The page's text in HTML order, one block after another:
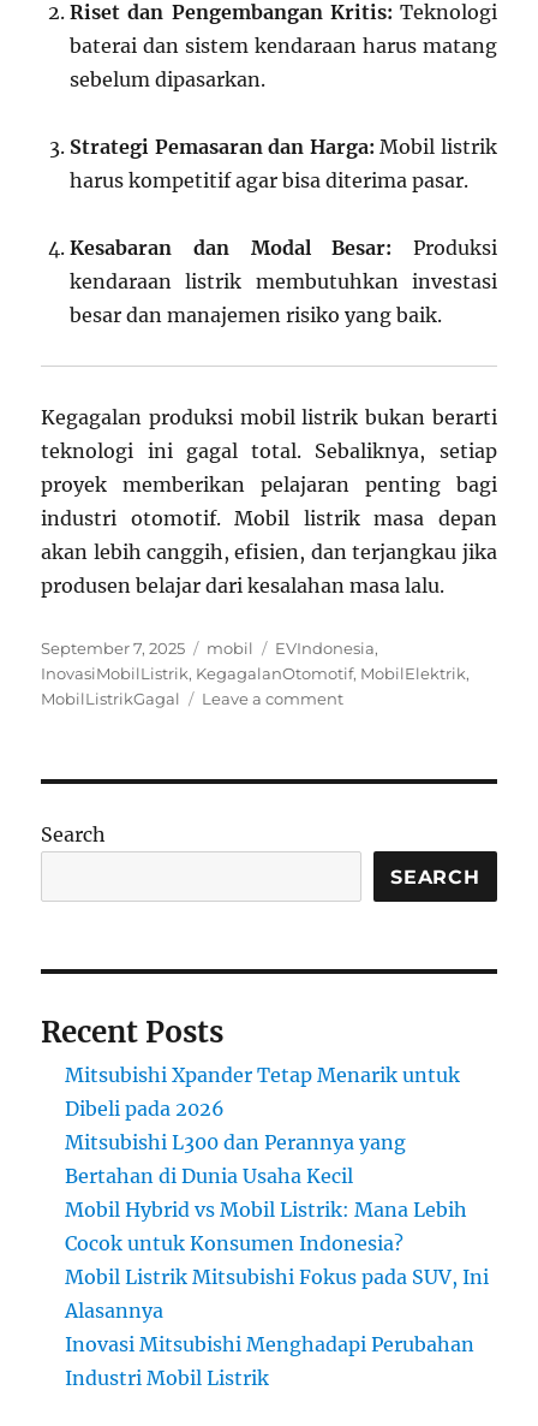
Riset dan Pengembangan Kritis: Teknologi
baterai dan sistem kendaraan harus matang
sebelum dipasarkan.
Strategi Pemasaran dan Harga: Mobil listrik
harus kompetitif agar bisa diterima pasar.
Kesabaran dan Modal Besar: Produksi
kendaraan listrik membutuhkan investasi
besar dan manajemen risiko yang baik.
Kegagalan produksi mobil listrik bukan berarti
teknologi ini gagal total. Sebaliknya, setiap
proyek memberikan pelajaran penting bagi
industri otomotif. Mobil listrik masa depan
akan lebih canggih, efisien, dan terjangkau jika
produsen belajar dari kesalahan masa lalu.
Posted
on
September 7, 2025 Categories
mobil Tags
EVIndonesia,
InovasiMobilListrik, KegagalanOtomotif, MobilElektrik,
MobilListrikGagal
Leave a commenton
Pelajaran
Inovasi
Search
SEARCH
Recent Posts
Mitsubishi Xpander Tetap Menarik untuk
Dibeli pada 2026
Mitsubishi L300 dan Perannya yang
Bertahan di Dunia Usaha Kecil
Mobil Hybrid vs Mobil Listrik: Mana Lebih
Cocok untuk Konsumen Indonesia?
Mobil Listrik Mitsubishi Fokus pada SUV, Ini
Alasannya
Inovasi Mitsubishi Menghadapi Perubahan
Industri Mobil Listrik